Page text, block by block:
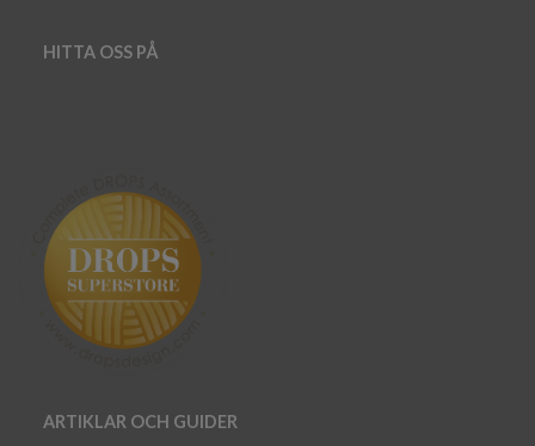
HITTA OSS PÅ
ARTIKLAR OCH GUIDER